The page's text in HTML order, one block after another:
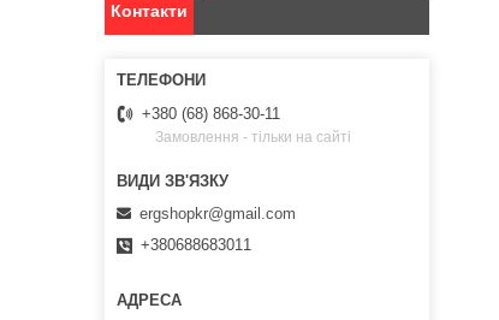
Контакти
+380 (68) 868-30-11
Замовлення - тільки на сайті
ergshopkr@gmail.com
+380688683011